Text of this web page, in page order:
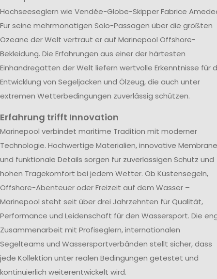
Hochseeseglern wie Vendée-Globe-Skipper Fabrice
Für seine mehrmonatigen Solo-Passagen über die größten
Ozeane der Welt vertraut er auf Marinepool Offshore-
Bekleidung. Die Erfahrungen aus einer der härtesten
Einhandregatten der Welt liefern wertvolle Erkenntnisse für
Entwicklung von Segeljacken und Ölzeug, die auch unter
extremen Wetterbedingungen zuverlässig schützen.
Erfahrung trifft Innovation
Marinepool verbindet maritime Tradition mit moderner
Technologie. Hochwertige Materialien, innovative
und funktionale Details sorgen für zuverlässigen Schutz und
hohen Tragekomfort bei jedem Wetter. Ob Küstensegeln,
Offshore-Abenteuer oder Freizeit auf dem Wasser –
Marinepool steht seit über drei Jahrzehnten für Qualität,
Performance und Leidenschaft für den Wassersport. Die
Zusammenarbeit mit Profiseglern, internationalen
Segelteams und Wassersportverbänden stellt sicher, dass
jede Kollektion unter realen Bedingungen getestet und
kontinuierlich weiterentwickelt wird.